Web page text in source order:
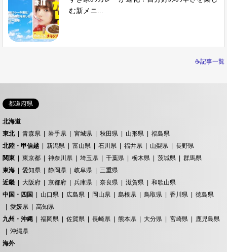
む新メニ...
☕記事一覧
都道府県
北海道
東北
青森県 岩手県 宮城県 秋田県 山形県
福島県
北陸・甲信越
新潟県 富山県 石川県 福井県 山梨県
長野県
関東
東京都 神奈川県 埼玉県 千葉県 栃木県 茨城県
群馬県
東海
愛知県 静岡県 岐阜県
三重県
近畿
大阪府 京都府 兵庫県 奈良県 滋賀県
和歌山県
中国・四国
山口県 広島県 岡山県 島根県 鳥取県 香川県
徳島県
愛媛県
高知県
九州・沖縄
福岡県 佐賀県 長崎県 熊本県 大分県 宮崎県
鹿児島県
沖縄県
海外